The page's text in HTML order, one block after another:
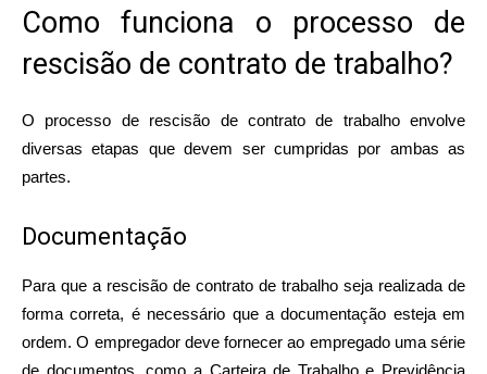
Como funciona o processo de
rescisão de contrato de trabalho?
O processo de rescisão de contrato de trabalho envolve
diversas etapas que devem ser cumpridas por ambas as
partes.
Documentação
Para que a rescisão de contrato de trabalho seja realizada de
forma correta, é necessário que a documentação esteja em
ordem. O empregador deve fornecer ao empregado uma série
de documentos, como a Carteira de Trabalho e Previdência